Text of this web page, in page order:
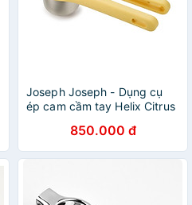
Joseph Joseph - Dụng cụ
ép cam cầm tay Helix Citrus
850.000 đ